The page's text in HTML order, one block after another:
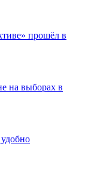
прошёл в
на выборах в